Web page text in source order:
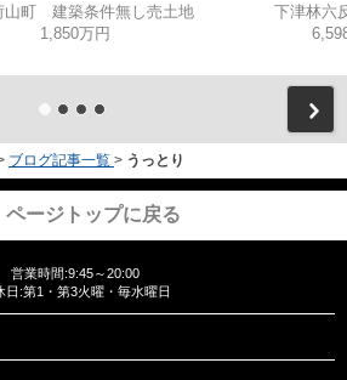
山町 建築条件無し売土地
1,850万円
下津林六
ブログ記事一覧 > うっとり
ページトップに戻る
営業時間:9:45～20:00
日:第1・第3火曜・毎水曜日